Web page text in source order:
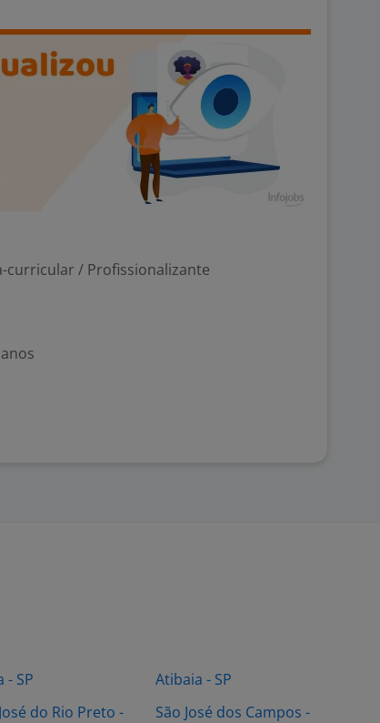
curricular / Profissionalizante
- SP
do Rio Preto -
Atibaia - SP
São José dos Campos -